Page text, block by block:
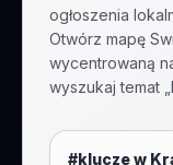
ogłoszenia
Otwórz mapę
wycentrowaną
wyszukaj temat
#kluczew